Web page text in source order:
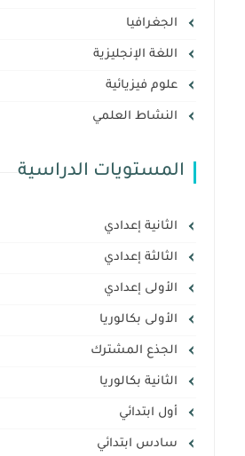
الجغرافيا
اللغة الإنجليزية
علوم فيزيائية
النشاط العلمي
المستويات الدراسية
الثانية إعدادي
الثالثة إعدادي
الأولى إعدادي
الأولى بكالوريا
الجذع المشترك
الثانية بكالوريا
أول ابتدائي
سادس ابتدائي